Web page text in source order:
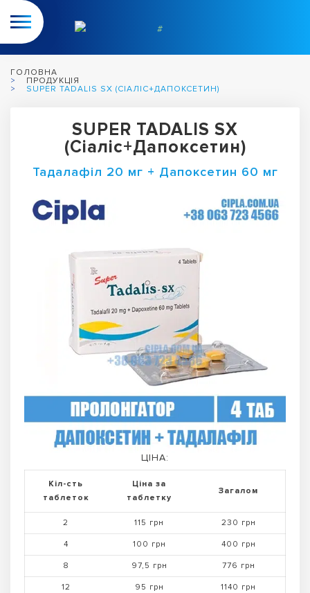
ГОЛОВНА
ПРОДУКЦІЯ
SUPER TADALIS SX (СІАЛІС+ДАПОКСЕТИН)
SUPER TADALIS SX
(Сіаліс+Дапоксетин)
Тадалафіл 20 мг + Дапоксетин 60 мг
ЦІНА:
Кіл-сть
таблеток
Ціна за
таблетку
Загалом
2 115 грн 230 грн
4 100 грн 400 грн
8 97,5 грн 776 грн
12 95 грн 1140 грн